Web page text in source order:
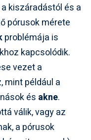
kiszáradástól és a
pórusok mérete
problémája is
kapcsolódik.
vezet a
mint például a
és akne.
válik, vagy az
a pórusok